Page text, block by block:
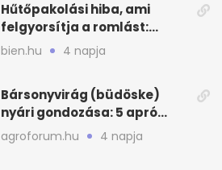
Hűtőpakolási hiba, ami
felgyorsítja a romlást:
zónákra figyelj
bien.hu 4 napja
Bársonyvirág (büdöske)
nyári gondozása: 5 apró
lépés a dús virágzásért
agroforum.hu 4 napja